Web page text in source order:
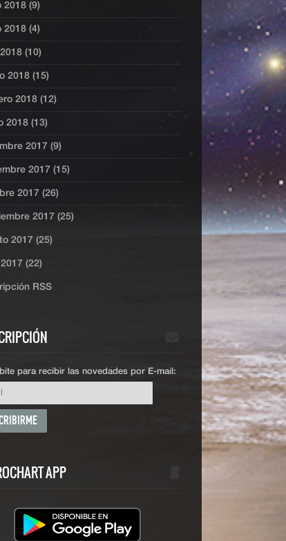
2018 (9)
2018 (4)
(10)
2018 (15)
2018 (12)
2018 (13)
2017 (9)
2017 (15)
2017 (26)
2017 (25)
2017 (25)
(22)
RSS
para recibir las novedades por E-mail:
APP